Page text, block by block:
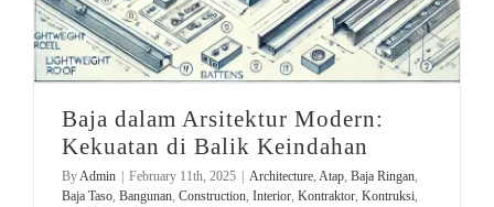
Baja dalam Arsitektur Modern:
Kekuatan di Balik Keindahan
ByAdmin February 11th, 2025 Architecture, Atap, Baja Ringan,
Baja Taso, Bangunan, Construction, Interior, Kontraktor, Kontruksi,